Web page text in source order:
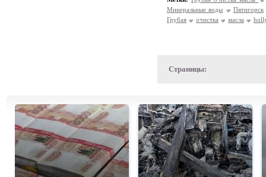
Минеральные воды
Пятигорск
Грубая
очистка масла
Страницы: